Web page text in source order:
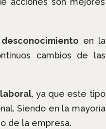
en la
cambios de las
, ya que este tipo
Siendo en la mayoría
de la empresa.